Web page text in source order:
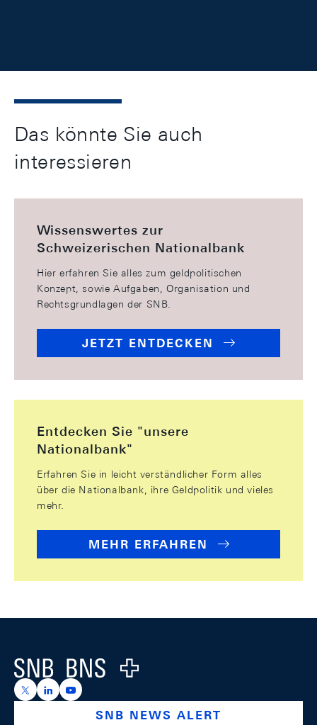
Das könnte Sie auch
interessieren
Wissenswertes zur
Schweizerischen Nationalbank
Hier erfahren Sie alles zum geldpolitischen
Konzept, sowie Aufgaben, Organisation und
Rechtsgrundlagen der SNB.
JETZT ENTDECKEN
Entdecken Sie "unsere
Nationalbank"
Erfahren Sie in leicht verständlicher Form alles
über die Nationalbank, ihre Geldpolitik und vieles
mehr.
MEHR ERFAHREN
Logo
https://x.com/snb_bns
https://ch.linkedin.com/company/swiss-national-
https://www.youtube.com/@swissnationalbank
SNB NEWS ALERT